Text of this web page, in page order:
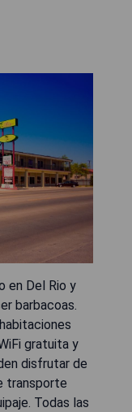
en Del Rio y
barbacoas.
gratuita y
disfrutar de
transporte
Todas las